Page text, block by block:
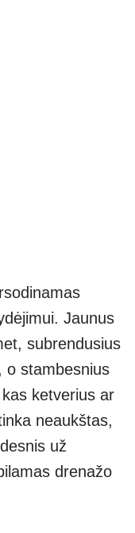
Jaunus
subrendusius
o stambesnius
ketverius ar
neaukštas,
už
drenažo